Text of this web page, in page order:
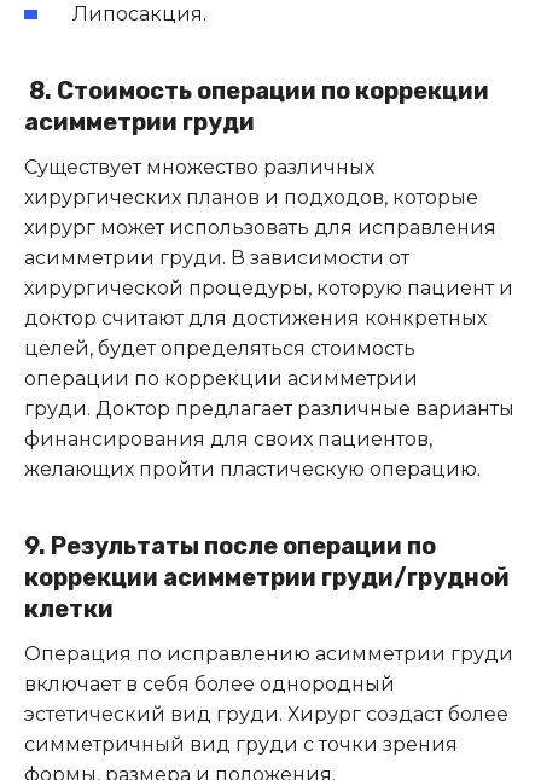
Липосакция.
8. Стоимость операции по коррекции
асимметрии груди
Существует множество различных
хирургических планов и подходов, которые
хирург может использовать для исправления
асимметрии груди. В зависимости от
хирургической процедуры, которую пациент и
доктор считают для достижения конкретных
целей, будет определяться стоимость
операции по коррекции асимметрии
груди. Доктор предлагает различные варианты
финансирования для своих пациентов,
желающих пройти пластическую операцию.
9. Результаты после операции по
коррекции асимметрии груди/грудной
клетки
Операция по исправлению асимметрии груди
включает в себя более однородный
эстетический вид груди. Хирург создаст более
симметричный вид груди с точки зрения
формы, размера и положения.